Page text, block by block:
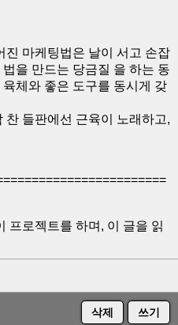
진 마케팅법은 날이 서고 손잡
을 만드는 당금질 을 하는 동
체와 좋은 도구를 동시게 갖
찬 들판에선 근육이 노래하고,
프로젝트를 하며, 이 글을 읽
쓰기
삭제